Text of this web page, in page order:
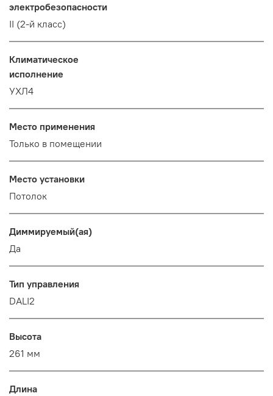
электробезопасности
II (2-й класс)
Климатическое
исполнение
УХЛ4
Место применения
Только в помещении
Место установки
Потолок
Диммируемый(ая)
Да
Тип управления
DALI2
Высота
261 мм
Длина